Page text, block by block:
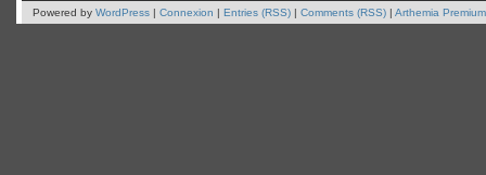
Powered by WordPress | Connexion | Entries (RSS) | Comments (RSS) | Arthemia Premium